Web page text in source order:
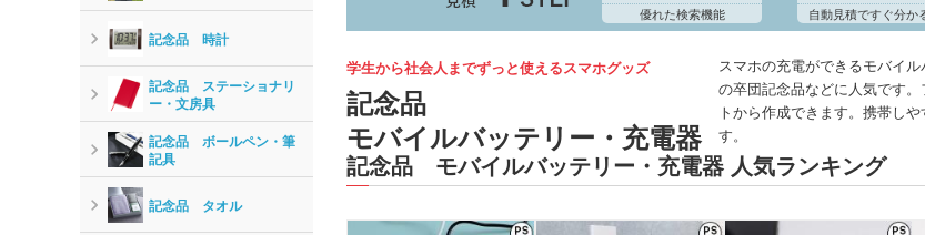
学生から社会人までずっと使えるスマホグッズ
記念品
モバイルバッテリー・充電器
スマホの充電ができるモバイ
の卒団記念品などに人気です
トから作成できます。携帯し
す。
優れた検索機能 自動見積ですぐ分か
記念品 モバイルバッテリー・充電器 人気ランキング
記念品 時計
記念品 ステーショナリ
ー・文房具
記念品 ボールペン・筆
記具
記念品 タオル